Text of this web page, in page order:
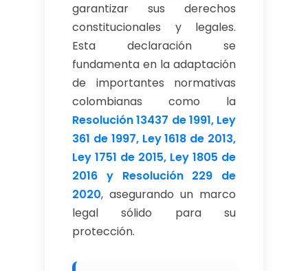
garantizar sus derechos
constitucionales y legales.
Esta declaración se
fundamenta en la adaptación
de importantes normativas
colombianas como la
Resolución 13437 de 1991, Ley
361 de 1997, Ley 1618 de 2013,
Ley 1751 de 2015, Ley 1805 de
2016 y Resolución 229 de
2020, asegurando un marco
legal sólido para su
protección.